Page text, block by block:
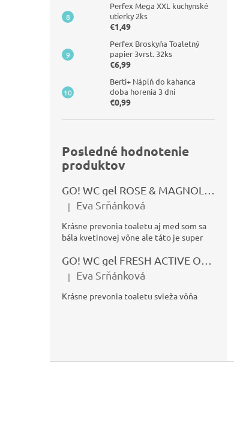
Perfex Mega XXL kuchynské
utierky 2ks
€1,49
Perfex Broskyňa Toaletný
papier 3vrst. 32ks
€6,99
Berti+ Náplň do kahanca
doba horenia 3 dni
€0,99
Posledné hodnotenie
produktov
Hodnotenie produktu je 5 z 5 hviezdičiek.
| Eva Srňánková
Krásne prevonia toaletu aj med som sa
bála kvetinovej vône ale táto je super
Hodnotenie produktu je 5 z 5 hviezdičiek.
| Eva Srňánková
Krásne prevonia toaletu svieža vôňa